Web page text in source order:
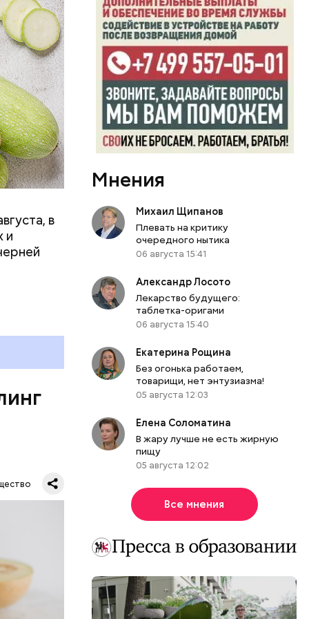
в
и
у
Мнения
Михаил Щипанов
Плевать на критику
очередного нытика
06 августа 15:41
Александр Лосото
Лекарство будущего:
таблетка-оригами
06 августа 15:40
Екатерина Рощина
Без огонька работаем,
товарищи, нет энтузиазма!
05 августа 12:03
Елена Соломатина
В жару лучше не есть жирную
пищу
05 августа 12:02
Все мнения